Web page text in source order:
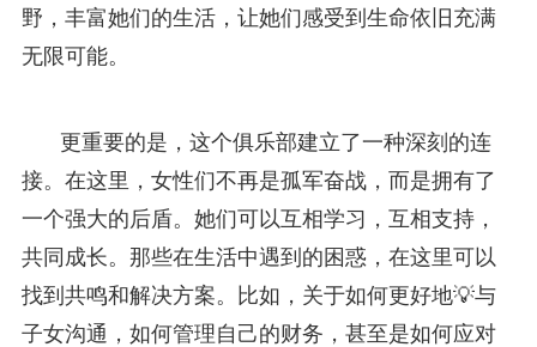
野，丰富她们的生活，让她们感受到生命依旧充满
无限可能。
更重要的是，这个俱乐部建立了一种深刻的连
接。在这里，女性们不再是孤军奋战，而是拥有了
一个强大的后盾。她们可以互相学习，互相支持，
共同成长。那些在生活中遇到的困惑，在这里可以
找到共鸣和解决方案。比如，关于如何更好地💡与
子女沟通，如何管理自己的财务，甚至是如何应对